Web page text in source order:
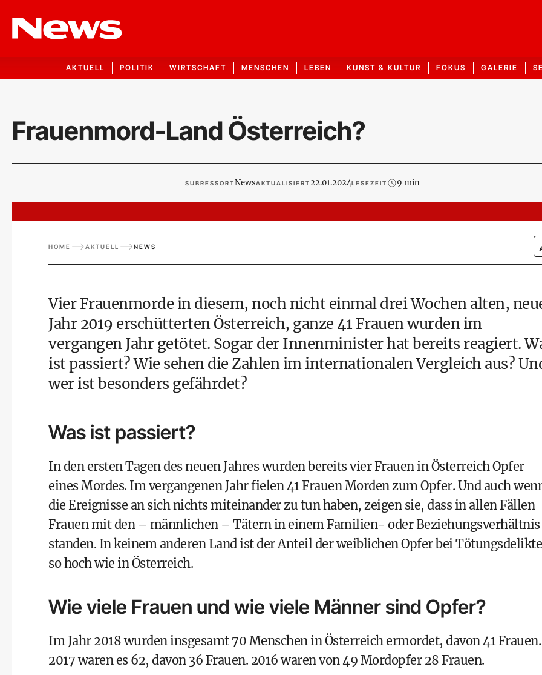
AKTUELL POLITIK WIRTSCHAFT MENSCHEN LEBEN KUNST & KULTUR FOKUS GALERIE
Frauenmord-Land Österreich?
SUBRESSORTNewsAKTUALISIERT22.01.2024LESEZEIT 9 min
HOME AKTUELL NEWS
Vier Frauenmorde in diesem, noch nicht einmal drei Wochen alten,
Jahr 2019 erschütterten Österreich, ganze 41 Frauen wurden im
vergangen Jahr getötet. Sogar der Innenminister hat bereits reagiert.
ist passiert? Wie sehen die Zahlen im internationalen Vergleich aus?
wer ist besonders gefährdet?
Was ist passiert?
In den ersten Tagen des neuen Jahres wurden bereits vier Frauen in Österreich Opfer
eines Mordes. Im vergangenen Jahr fielen 41 Frauen Morden zum Opfer. Und auch
die Ereignisse an sich nichts miteinander zu tun haben, zeigen sie, dass in allen Fällen
Frauen mit den – männlichen – Tätern in einem Familien- oder Beziehungsverhältnis
standen. In keinem anderen Land ist der Anteil der weiblichen Opfer bei
so hoch wie in Österreich.
Wie viele Frauen und wie viele Männer sind Opfer?
Im Jahr 2018 wurden insgesamt 70 Menschen in Österreich ermordet, davon 41 Frauen.
2017 waren es 62, davon 36 Frauen. 2016 waren von 49 Mordopfer 28 Frauen.